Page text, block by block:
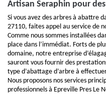
Artisan Seraphin pour
Si vous avez des arbres à abattre
27110, faites appel au service de
Comme nous sommes installées
place dans l’immédiat. Forts de
domaine, notre entreprise
sauront vous fournir des
type d’abattage d’arbre à
Nous proposons nos services
professionnels à Epreville Pres Le